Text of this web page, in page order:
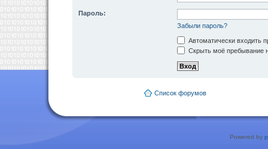
Пароль:
Забыли пароль?
Автоматически входить
Скрыть моё пребывание
Список форумов
Powered by